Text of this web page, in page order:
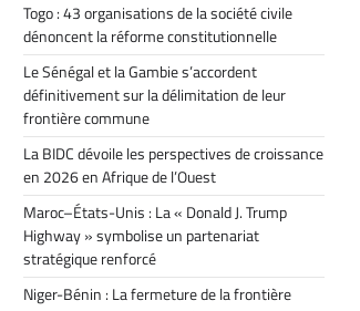
Togo : 43 organisations de la société civile
dénoncent la réforme constitutionnelle
Le Sénégal et la Gambie s’accordent
définitivement sur la délimitation de leur
frontière commune
La BIDC dévoile les perspectives de croissance
en 2026 en Afrique de l’Ouest
Maroc–États-Unis : La « Donald J. Trump
Highway » symbolise un partenariat
stratégique renforcé
Niger-Bénin : La fermeture de la frontière